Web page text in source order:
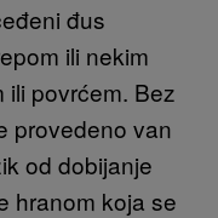
đus
ili nekim
ili povrćem. Bez
provedeno van
od dobijanje
hranom koja se